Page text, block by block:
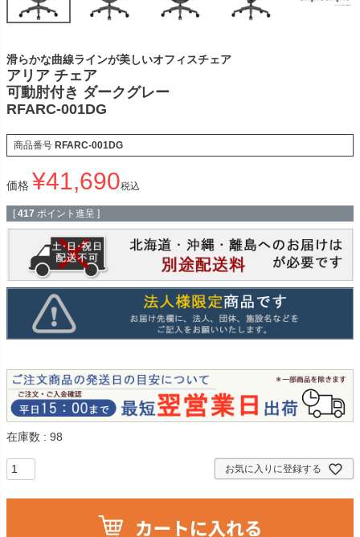
滑らかな曲線ラインが美しいオフィスチェア
アリア チェア
可動肘付き ダークグレー
RFARC-001DG
商品番号 RFARC-001DG
価格 ¥41,690税込
[ 417 ポイント進呈 ]
在庫数 98
お気に入りに登録する